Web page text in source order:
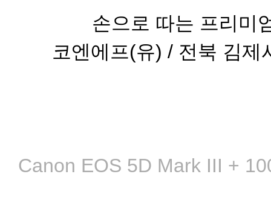
손으로 따는 프리미
코엔에프(유) / 전북 김
Canon EOS 5D Mark III +